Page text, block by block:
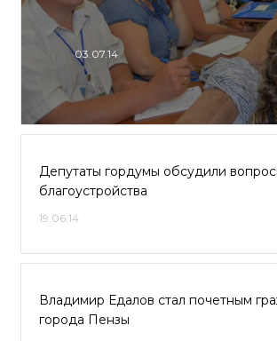
03.07.14
Депутаты гордумы обсудили
благоустройства
19.06.14
Владимир Едалов стал почетным
города Пензы